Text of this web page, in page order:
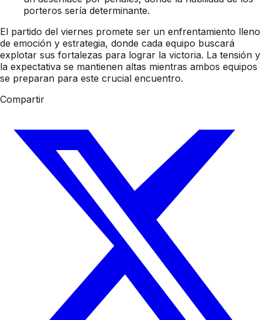
porteros sería determinante.
El partido del viernes promete ser un enfrentamiento lleno
de emoción y estrategia, donde cada equipo buscará
explotar sus fortalezas para lograr la victoria. La tensión y
la expectativa se mantienen altas mientras ambos equipos
se preparan para este crucial encuentro.
Compartir